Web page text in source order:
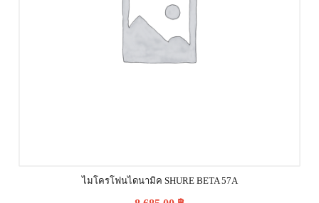
ไมโครโฟนไดนามิค SHURE BETA 57A